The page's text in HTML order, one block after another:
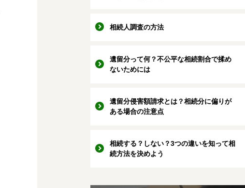
相続人調査の方法
遺留分って何？不公平な相続割合で揉め
ないためには
遺留分侵害額請求とは？相続分に偏りが
ある場合の注意点
相続する？しない？3つの違いを知って相
続方法を決めよう